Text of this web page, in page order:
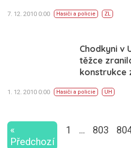
7. 12. 2010 0:00 Hasiči a policie ZL
Chodkyni v
těžce
konstrukce
1. 12. 2010 0:00 Hasiči a policie UH
«
Předchozí
1 … 803